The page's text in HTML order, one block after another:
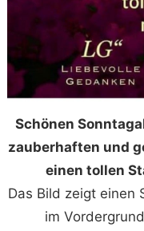
Schönen
zauberhaften und
einen tollen
Das Bild zeigt einen
im